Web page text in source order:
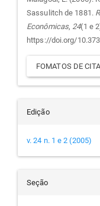
artigo
Sassulitch de 1881.
Econômicas, 24(1 e
https://doi.org/
FOMATOS DE
Edição
v. 24 n. 1 e 2 (2005)
Seção